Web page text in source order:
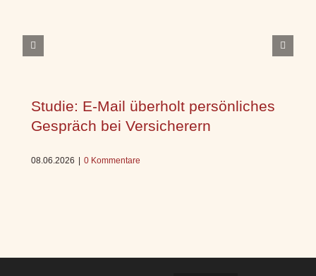
Studie: E-Mail überholt persönliches
Gespräch bei Versicherern
08.06.2026 0 Kommentare